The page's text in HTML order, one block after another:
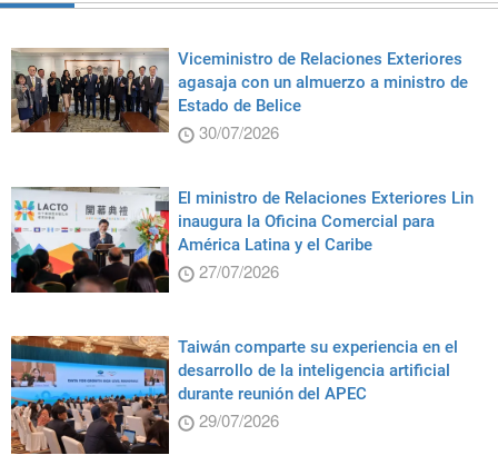
Viceministro de Relaciones Exteriores
agasaja con un almuerzo a ministro de
Estado de Belice
30/07/2026
El ministro de Relaciones Exteriores Lin
inaugura la Oficina Comercial para
América Latina y el Caribe
27/07/2026
Taiwán comparte su experiencia en el
desarrollo de la inteligencia artificial
durante reunión del APEC
29/07/2026